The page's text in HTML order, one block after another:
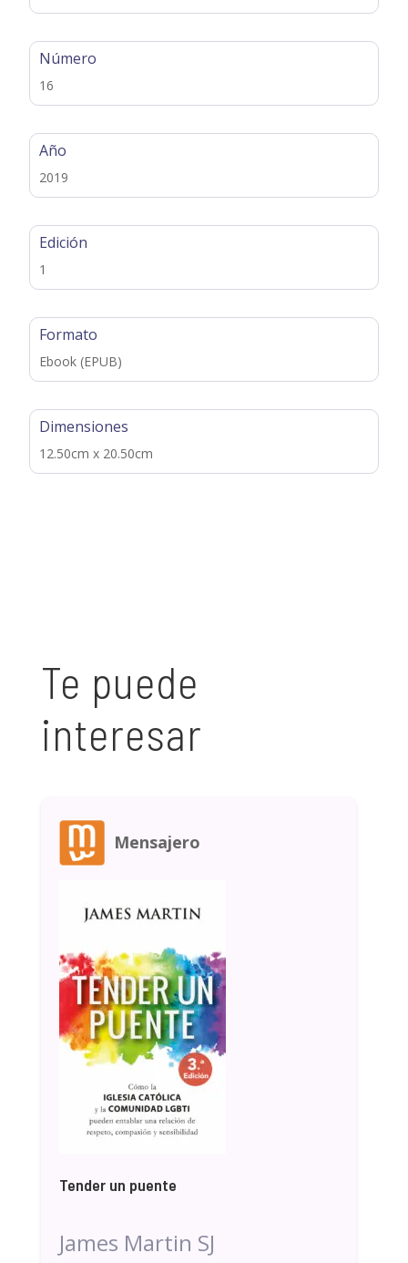
Número
16
Año
2019
Edición
1
Formato
Ebook (EPUB)
Dimensiones
12.50cm x 20.50cm
Te puede
interesar
Mensajero
Tender un puente
James Martin SJ